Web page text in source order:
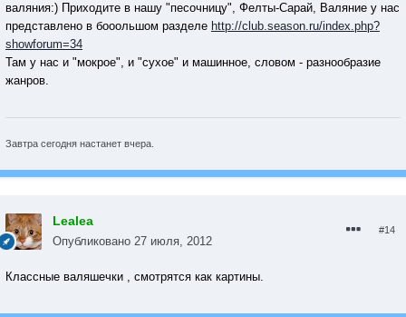
валяния:) Приходите в нашу "песочницу", Фелты-Сарай, Валяние у нас
представлено в бооольшом разделе http://club.season.ru/index.php?
showforum=34
Там у нас и "мокрое", и "сухое" и машинное, словом - разнообразие
жанров.
Завтра сегодня настанет вчера.
Lealea
Опубликовано 27 июля, 2012
#14
Классные валяшечки , смотрятся как картины.